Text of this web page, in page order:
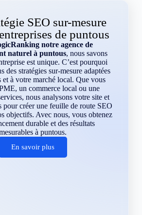
SEO sur-mesure
de puntous
notre agence de
naturel à puntous, nous savons
est unique. C’est pourquoi
des stratégies sur-mesure adaptées
et à votre marché local. Que vous
un commerce local ou une
nous analysons votre site et
pour créer une feuille de route SEO
objectifs. Avec nous, vous obtenez
durable et des résultats
à puntous.
En savoir plus